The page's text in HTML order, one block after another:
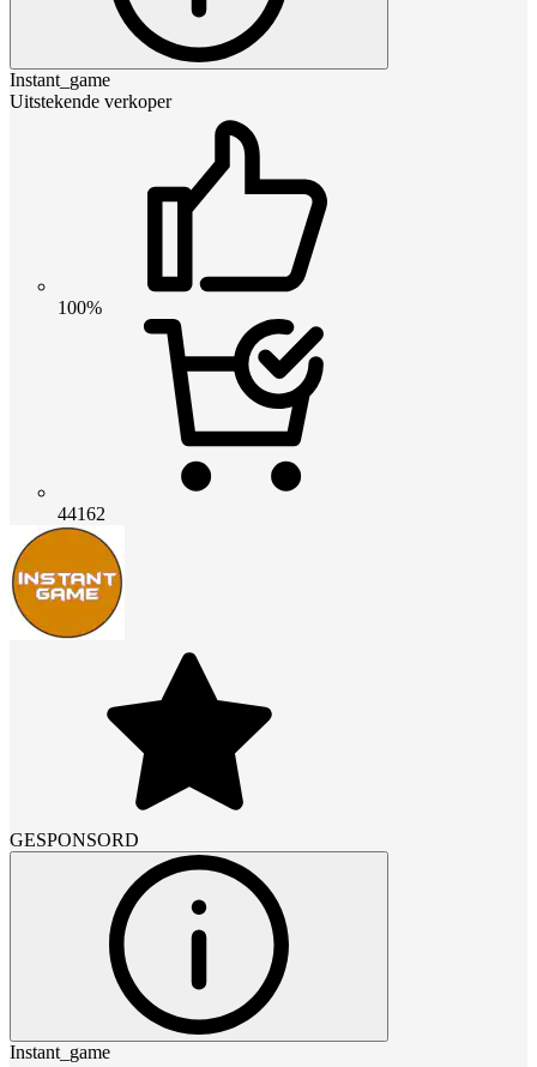
Instant_game
Uitstekende verkoper
100%
44162
GESPONSORD
Instant_game